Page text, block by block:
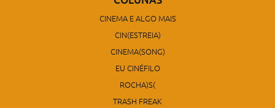
CINEMA E ALGO MAIS
CIN(ESTREIA)
CINEMA(SONG)
EU CINÉFILO
ROCHA)S(
TRASH FREAK